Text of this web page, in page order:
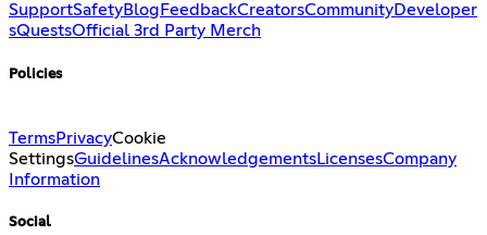
SupportSafetyBlog FeedbackCreatorsCommunityDeveloper
sQuestsOfficial 3rd Party Merch
Policies
TermsPrivacyCookie
SettingsGuidelinesAcknowledgementsLicensesCompany
Information
Social